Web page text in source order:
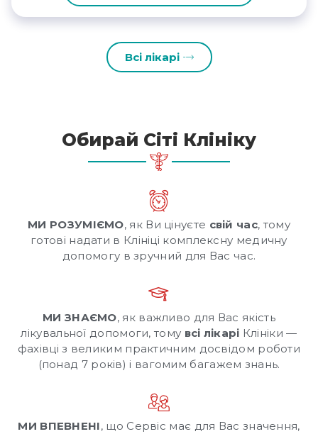
Всі лікарі
Обирай Сіті Клініку
МИ РОЗУМІЄМО, як Ви цінуєте свій час, тому
готові надати в Клініці комплексну медичну
допомогу в зручний для Вас час.
МИ ЗНАЄМО, як важливо для Вас якість
лікувальної допомоги, тому всі лікарі Клініки —
фахівці з великим практичним досвідом роботи
(понад 7 років) і вагомим багажем знань.
МИ ВПЕВНЕНІ, що Сервіс має для Вас значення,